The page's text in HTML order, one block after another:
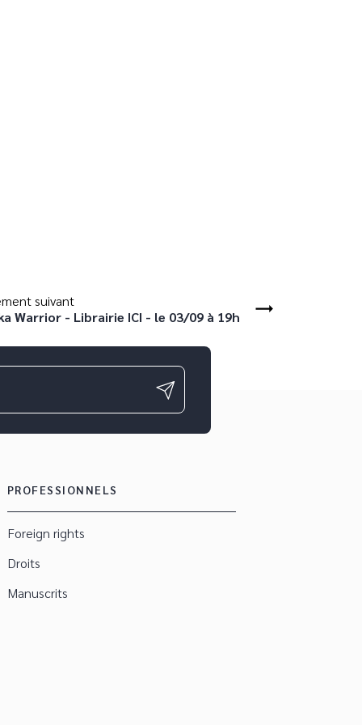
suivant
Warrior - Librairie ICI - le 03/09 à 19h
PROFESSIONNELS
Foreign rights
Droits
Manuscrits